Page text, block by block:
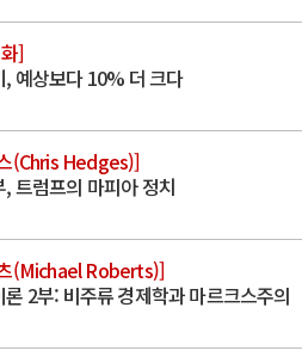
]
, 예상보다 10% 더 크다
(Chris Hedges)]
트럼프의 마피아 정치
(Michael Roberts)]
2부: 비주류 경제학과 마르크스주의